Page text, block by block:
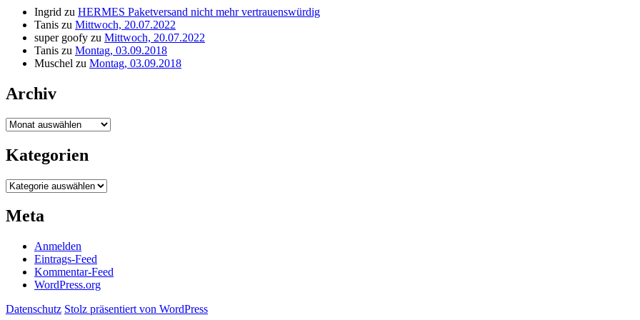
Ingrid zu HERMES Paketversand nicht mehr vertrauenswürdig
Tanis zu Mittwoch, 20.07.2022
super goofy zu Mittwoch, 20.07.2022
Tanis zu Montag, 03.09.2018
Muschel zu Montag, 03.09.2018
Archiv
Archiv
Kategorien
Kategorien
Meta
Anmelden
Eintrags-Feed
Kommentar-Feed
WordPress.org
Datenschutz Stolz präsentiert von WordPress